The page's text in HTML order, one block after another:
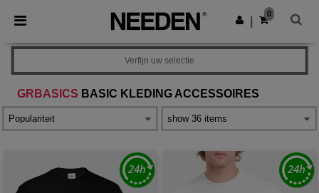
× Needen-app
Betere prijzen in de app!
Download app
0
GRBASICS BASIC KLEDING ACCESSOIRES
Verfijn uw selectie